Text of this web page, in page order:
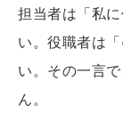
担当者は「私
い。役職者は
い。その一言
ん。